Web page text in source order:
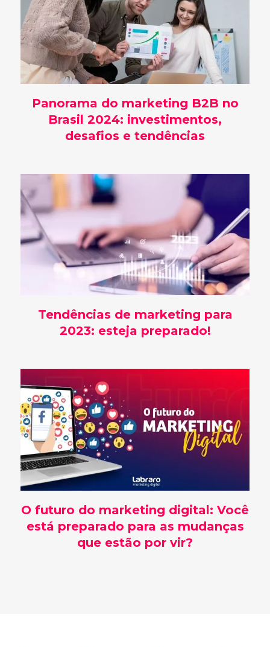
Panorama do marketing B2B no
Brasil 2024: investimentos,
desafios e tendências
Tendências de marketing para
2023: esteja preparado!
O futuro do marketing digital: Você
está preparado para as mudanças
que estão por vir?